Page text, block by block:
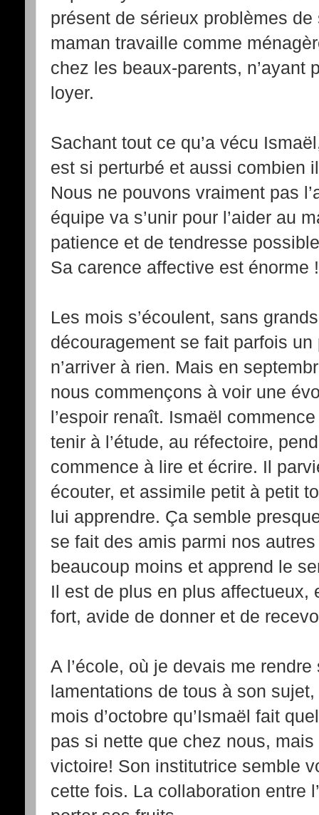
présent de sérieux problèmes
maman travaille comme
chez les beaux-parents, n’ayant
loyer.
Sachant tout ce qu’a vécu
est si perturbé et aussi combien
Nous ne pouvons vraiment pas
équipe va s’unir pour l’aider au
patience et de tendresse
Sa carence affective est énorme !
Les mois s’écoulent, sans
découragement se fait parfois un
n’arriver à rien. Mais en
nous commençons à voir une
l’espoir renaît. Ismaël
tenir à l’étude, au réfectoire,
commence à lire et écrire. Il
écouter, et assimile petit à petit
lui apprendre. Ça semble
se fait des amis parmi nos
beaucoup moins et apprend le
Il est de plus en plus affectueux,
fort, avide de donner et de
A l’école, où je devais me
lamentations de tous à son
mois d’octobre qu’Ismaël fait
pas si nette que chez nous,
victoire! Son institutrice semble
cette fois. La collaboration entre